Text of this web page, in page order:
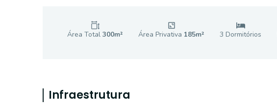
Área Total 300m² Área Privativa 185m² 3 Dormitórios
Infraestrutura